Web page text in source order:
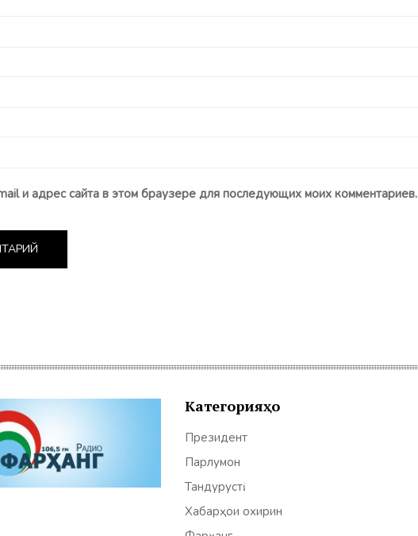
и адрес сайта в этом браузере для последующих моих комментариев.
Категорияҳо
Президент
Парлумон
Тандурустӣ
Хабарҳои охирин